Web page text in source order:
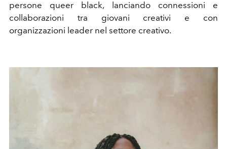
persone queer black, lanciando connessioni e
collaborazioni tra giovani creativi e con
organizzazioni leader nel settore creativo.